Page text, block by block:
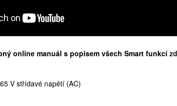
online manuál s popisem všech Smart funkcí
V střídavé napětí (AC)